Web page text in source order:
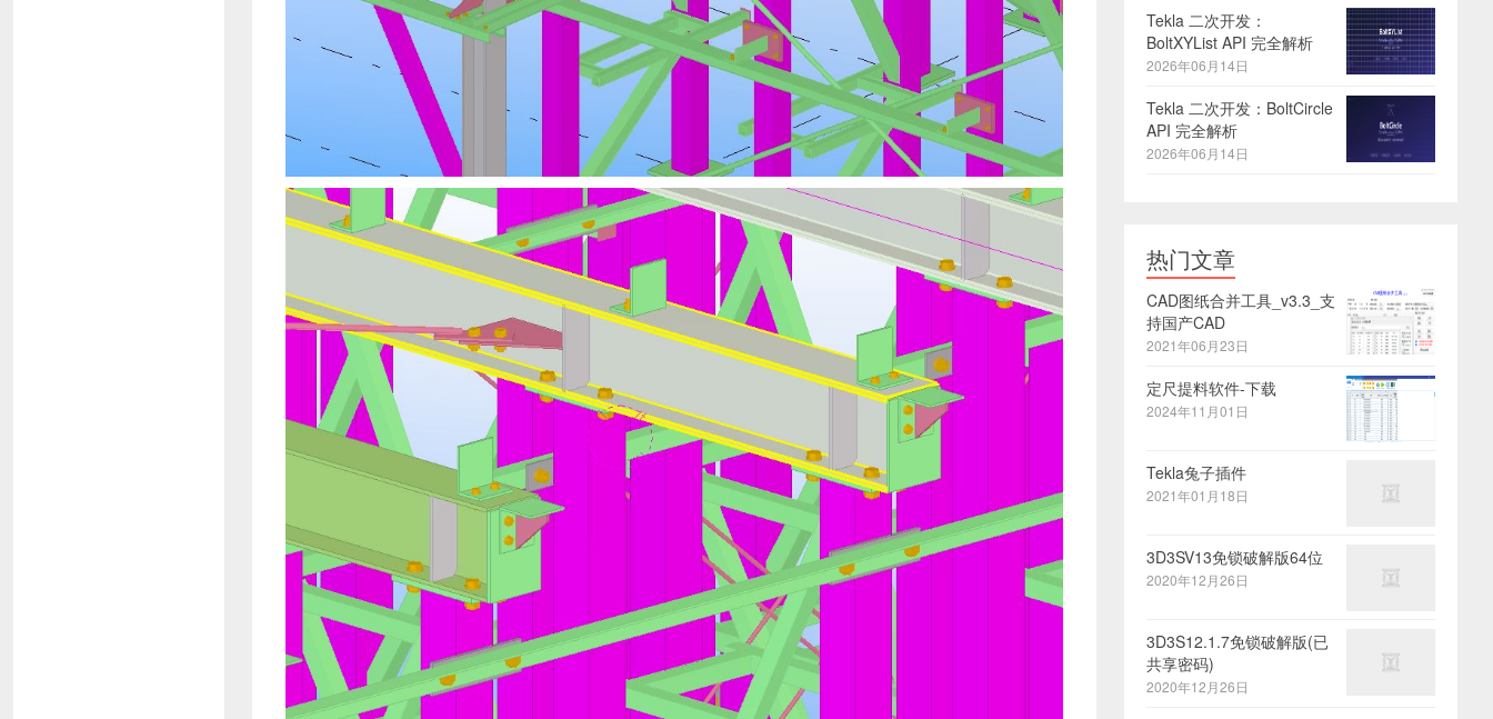
Tekla 二次开发：
BoltXYList API 完全解析
2026年06月14日
Tekla 二次开发：BoltCircle
API 完全解析
2026年06月14日
热门文章
CAD图纸合并工具_v3.3_支
持国产CAD
2021年06月23日
定尺提料软件-下载
2024年11月01日
Tekla兔子插件
2021年01月18日
3D3SV13免锁破解版64位
2020年12月26日
3D3S12.1.7免锁破解版(已
共享密码)
2020年12月26日